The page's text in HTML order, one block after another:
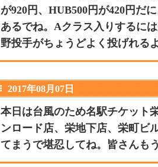
が920円、HUB500円が420円だ
あるでね。Aクラス入りするに
野投手がちょうどよく投げれる
2017年08月07日
本日は台風のため名駅チケット
ンロード店、栄地下店、栄町ビ
てまうで堪忍してね。皆さんも